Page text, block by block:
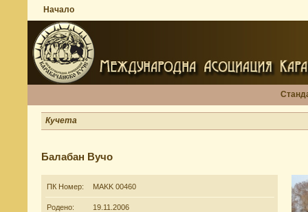
Начало
Кучета
Балабан Вучо
ПК Номер: MAKK 00460
Родено: 19.11.2006